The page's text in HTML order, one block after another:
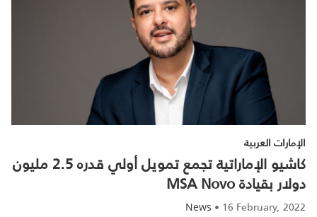
الإمارات العربية
كاشيو الإماراتية تجمع تمويل أولي قدره 2.5 مليون
دولار بقيادة MSA Novo
News • 16 February, 2022